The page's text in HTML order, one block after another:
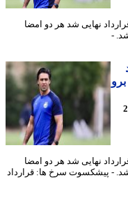
قرارداد نهایی شد هر دو امضا
قرارداد نهایی شد هر دو امضا
سرخ ها: قرارداد